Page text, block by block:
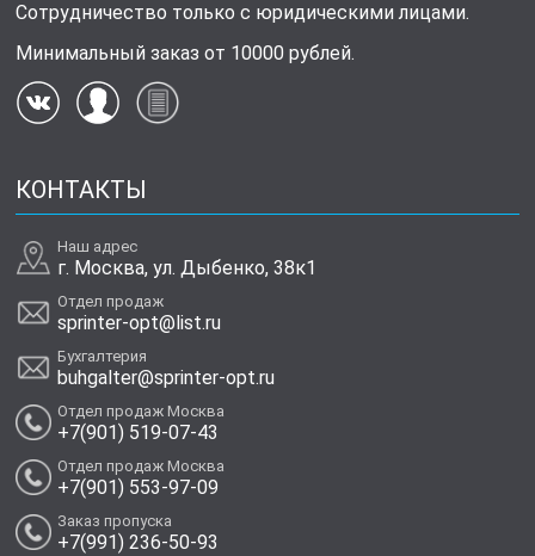
Сотрудничество только с юридическими лицами.
Минимальный заказ от 10000 рублей.
КОНТАКТЫ
Наш адрес
г. Москва, ул. Дыбенко, 38к1
Отдел продаж
sprinter-opt@list.ru
Бухгалтерия
buhgalter@sprinter-opt.ru
Отдел продаж Москва
+7(901) 519-07-43
Отдел продаж Москва
+7(901) 553-97-09
Заказ пропуска
+7(991) 236-50-93